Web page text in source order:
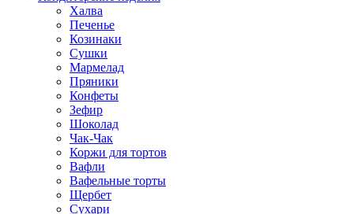
Халва
Печенье
Козинаки
Сушки
Мармелад
Пряники
Конфеты
Зефир
Шоколад
Чак-Чак
Коржи для тортов
Вафли
Вафельные торты
Щербет
Сухари